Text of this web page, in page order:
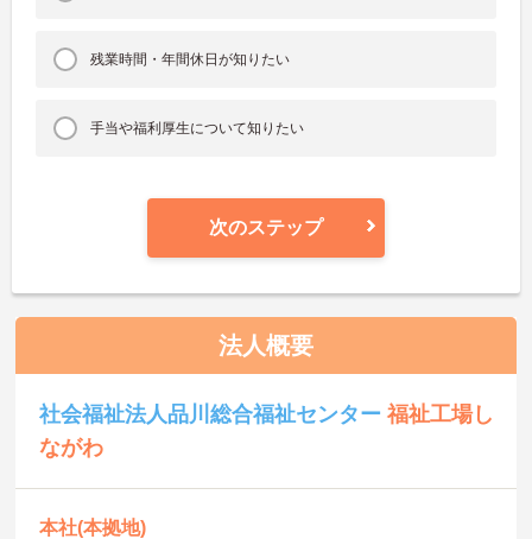
残業時間・年間休日が知りたい
手当や福利厚生について知りたい
次のステップ
法人概要
社会福祉法人品川総合福祉センター福祉工場し
ながわ
本社(本拠地)